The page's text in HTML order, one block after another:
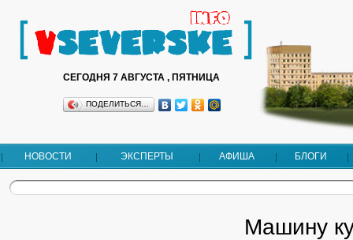
СЕГОДНЯ 7 АВГУСТА , ПЯТНИЦА
ПОДЕЛИТЬСЯ…
НОВОСТИ ЭКСПЕРТЫ АФИША БЛОГИ
Машину